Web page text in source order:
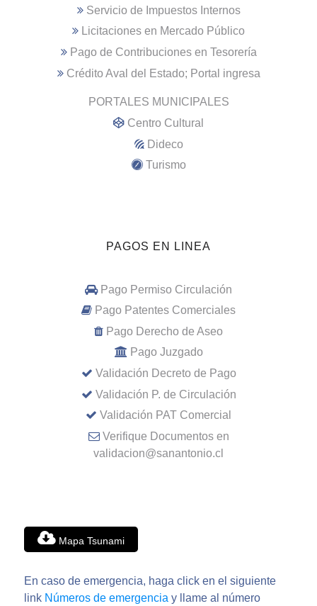
Servicio de Impuestos Internos
Licitaciones en Mercado Público
Pago de Contribuciones en Tesorería
Crédito Aval del Estado; Portal ingresa
PORTALES MUNICIPALES
Centro Cultural
Dideco
Turismo
PAGOS EN LINEA
Pago Permiso Circulación
Pago Patentes Comerciales
Pago Derecho de Aseo
Pago Juzgado
Validación Decreto de Pago
Validación P. de Circulación
Validación PAT Comercial
Verifique Documentos en
validacion@sanantonio.cl
Mapa Tsunami
En caso de emergencia, haga click en el siguiente
link Números de emergencia y llame al número